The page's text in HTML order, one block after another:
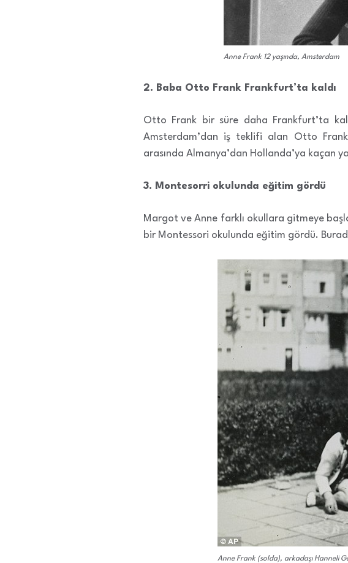
Anne Frank 12 yaşında, Amsterdam
2. Baba Otto Frank Frankfurt’ta kaldı
Otto Frank bir süre daha Frankfurt’ta
Amsterdam’dan iş teklifi alan Otto
arasında Almanya’dan Hollanda’ya kaçan
3. Montesorri okulunda eğitim gördü
Margot ve Anne farklı okullara gitmeye
bir Montessori okulunda eğitim gördü.
Anne Frank (solda), arkadaşı Hanneli